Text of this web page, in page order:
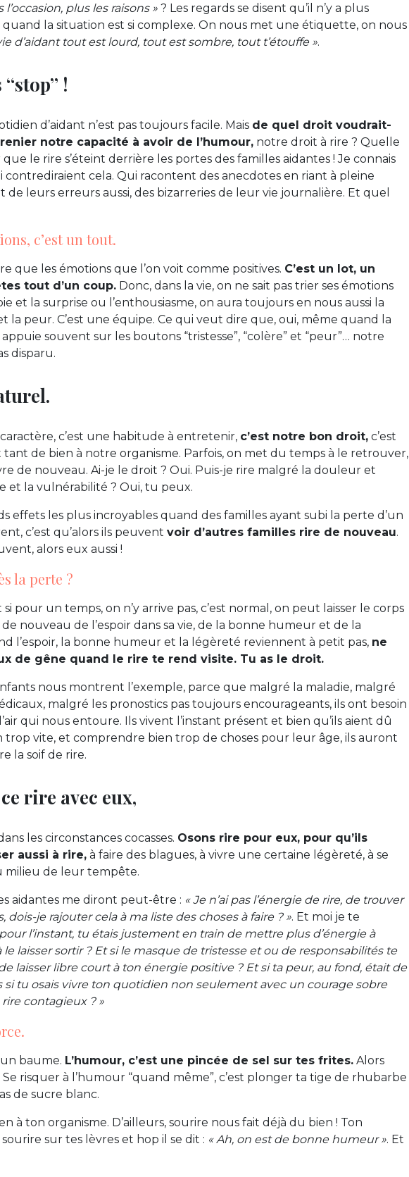
l’occasion, plus les raisons » ? Les regards se disent qu’il n’y a plus
quand la situation est si complexe. On nous met une étiquette, on nous
d’aidant tout est lourd, tout est sombre, tout t’étouffe ».
!
d’aidant n’est pas toujours facile. Mais de quel droit voudrait-
notre capacité à avoir de l’humour, notre droit à rire ? Quelle
le rire s’éteint derrière les portes des familles aidantes ! Je connais
cela. Qui racontent des anecdotes en riant à pleine
de leurs erreurs aussi, des bizarreries de leur vie journalière. Et quel
c’est un tout.
que les émotions que l’on voit comme positives. C’est un lot, un
tout d’un coup. Donc, dans la vie, on ne sait pas trier ses émotions
et la surprise ou l’enthousiasme, on aura toujours en nous aussi la
la peur. C’est une équipe. Ce qui veut dire que, oui, même quand la
souvent sur les boutons “tristesse”, “colère” et “peur”… notre
disparu.
c’est une habitude à entretenir, c’est notre bon droit, c’est
tant de bien à notre organisme. Parfois, on met du temps à le retrouver,
de nouveau. Ai-je le droit ? Oui. Puis-je rire malgré la douleur et
et la vulnérabilité ? Oui, tu peux.
effets les plus incroyables quand des familles ayant subi la perte d’un
c’est qu’alors ils peuvent voir d’autres familles rire de nouveau.
alors eux aussi !
la perte ?
pour un temps, on n’y arrive pas, c’est normal, on peut laisser le corps
nouveau de l’espoir dans sa vie, de la bonne humeur et de la
l’espoir, la bonne humeur et la légèreté reviennent à petit pas, ne
de gêne quand le rire te rend visite. Tu as le droit.
nous montrent l’exemple, parce que malgré la maladie, malgré
malgré les pronostics pas toujours encourageants, ils ont besoin
qui nous entoure. Ils vivent l’instant présent et bien qu’ils aient dû
trop vite, et comprendre bien trop de choses pour leur âge, ils auront
la soif de rire.
rire avec eux,
les circonstances cocasses. Osons rire pour eux, pour qu’ils
aussi à rire, à faire des blagues, à vivre une certaine légèreté, à se
milieu de leur tempête.
aidantes me diront peut-être : « Je n’ai pas l’énergie de rire, de trouver
dois-je rajouter cela à ma liste des choses à faire ? ». Et moi je te
pour l’instant, tu étais justement en train de mettre plus d’énergie à
le laisser sortir ? Et si le masque de tristesse et ou de responsabilités te
laisser libre court à ton énergie positive ? Et si ta peur, au fond, était de
si tu osais vivre ton quotidien non seulement avec un courage sobre
contagieux ? »
baume. L’humour, c’est une pincée de sel sur tes frites. Alors
Se risquer à l’humour “quand même”, c’est plonger ta tige de rhubarbe
de sucre blanc.
à ton organisme. D’ailleurs, sourire nous fait déjà du bien ! Ton
sur tes lèvres et hop il se dit : « Ah, on est de bonne humeur ». Et